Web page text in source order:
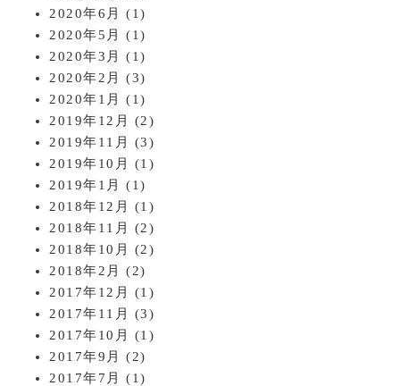
2020年6月
(1)
2020年5月
(1)
2020年3月
(1)
2020年2月
(3)
2020年1月
(1)
2019年12月
(2)
2019年11月
(3)
2019年10月
(1)
2019年1月
(1)
2018年12月
(1)
2018年11月
(2)
2018年10月
(2)
2018年2月
(2)
2017年12月
(1)
2017年11月
(3)
2017年10月
(1)
2017年9月
(2)
2017年7月
(1)